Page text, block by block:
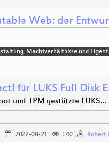
Web: der
Machtverhältnisse und
für LUKS Full Disk
und TPM gestützte LUKS…
2022-08-21 340 Robert